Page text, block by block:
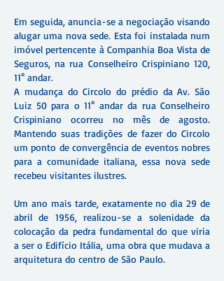
Em seguida, anuncia-se a negociação visando
alugar uma nova sede. Esta foi instalada num
imóvel pertencente à Companhia Boa Vista de
Seguros, na rua Conselheiro Crispiniano 120,
11° andar.
A mudança do Circolo do prédio da Av. São
Luiz 50 para o 11° andar da rua Conselheiro
Crispiniano ocorreu no mês de agosto.
Mantendo suas tradições de fazer do Circolo
um ponto de convergência de eventos nobres
para a comunidade italiana, essa nova sede
recebeu visitantes ilustres.
Um ano mais tarde, exatamente no dia 29 de
abril de 1956, realizou-se a solenidade da
colocação da pedra fundamental do que viria
a ser o Edifício Itália, uma obra que mudava a
arquitetura do centro de São Paulo.